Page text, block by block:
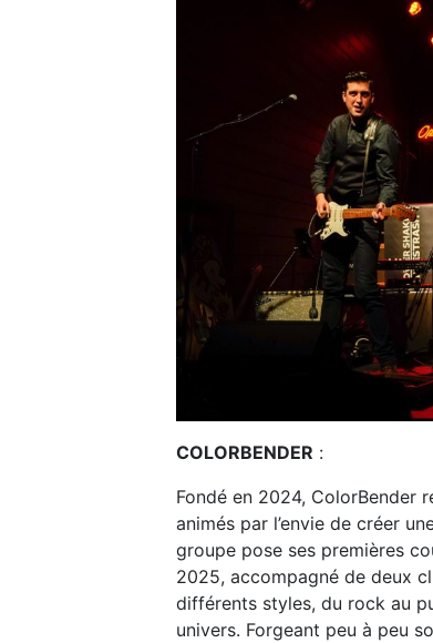
COLORBENDER :
Fondé en 2024, ColorBender
animés par l’envie de créer
groupe pose ses premières
2025, accompagné de deux
différents styles, du rock au
univers. Forgeant peu à peu